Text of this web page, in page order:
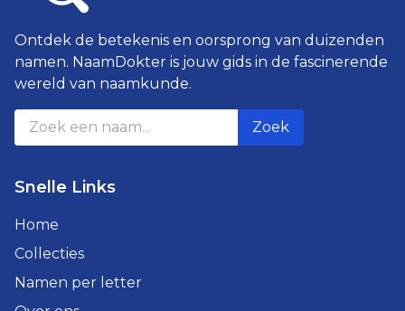
Ontdek de betekenis en oorsprong van duizenden
namen. NaamDokter is jouw gids in de fascinerende
wereld van naamkunde.
Zoek
Snelle Links
Home
Collecties
Namen per letter